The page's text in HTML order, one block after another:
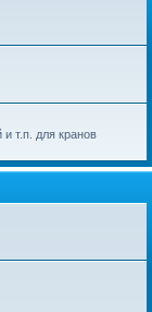
т.п. для кранов